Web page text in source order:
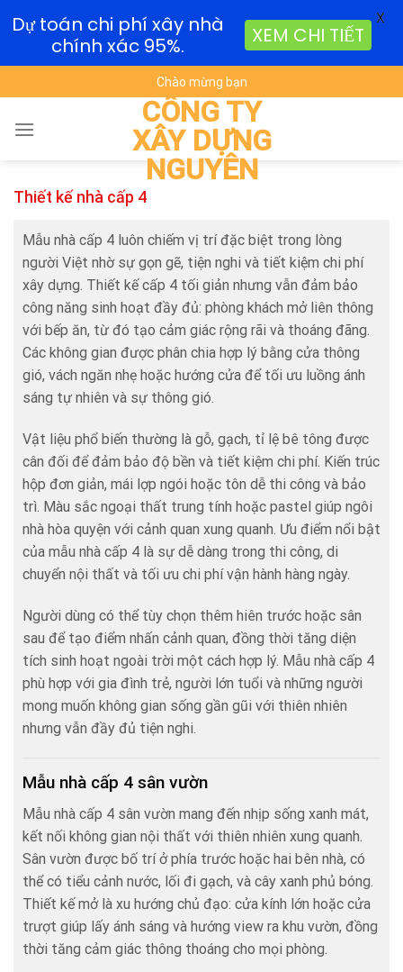
to
content
Chào mừng bạn
CÔNG TY
XÂY DỰNG
NGUYÊN
Thiết kế nhà cấp 4
Mẫu nhà cấp 4 luôn chiếm vị trí đặc biệt trong lòng
người Việt nhờ sự gọn gẽ, tiện nghi và tiết kiệm chi phí
xây dựng. Thiết kế cấp 4 tối giản nhưng vẫn đảm bảo
công năng sinh hoạt đầy đủ: phòng khách mở liên thông
với bếp ăn, từ đó tạo cảm giác rộng rãi và thoáng đãng.
Các không gian được phân chia hợp lý bằng cửa thông
gió, vách ngăn nhẹ hoặc hướng cửa để tối ưu luồng ánh
sáng tự nhiên và sự thông gió.
Vật liệu phổ biến thường là gỗ, gạch, tỉ lệ bê tông được
cân đối để đảm bảo độ bền và tiết kiệm chi phí. Kiến trúc
hộp đơn giản, mái lợp ngói hoặc tôn dễ thi công và bảo
trì. Màu sắc ngoại thất trung tính hoặc pastel giúp ngôi
nhà hòa quyện với cảnh quan xung quanh. Ưu điểm nổi bật
của mẫu nhà cấp 4 là sự dễ dàng trong thi công, di
chuyển nội thất và tối ưu chi phí vận hành hàng ngày.
Người dùng có thể tùy chọn thêm hiên trước hoặc sân
sau để tạo điểm nhấn cảnh quan, đồng thời tăng diện
tích sinh hoạt ngoài trời một cách hợp lý. Mẫu nhà cấp 4
phù hợp với gia đình trẻ, người lớn tuổi và những người
mong muốn không gian sống gần gũi với thiên nhiên
nhưng vẫn đầy đủ tiện nghi.
Mẫu nhà cấp 4 sân vườn
Mẫu nhà cấp 4 sân vườn mang đến nhịp sống xanh mát,
kết nối không gian nội thất với thiên nhiên xung quanh.
Sân vườn được bố trí ở phía trước hoặc hai bên nhà, có
thể có tiểu cảnh nước, lối đi gạch, và cây xanh phủ bóng.
Thiết kế mở là xu hướng chủ đạo: cửa kính lớn hoặc cửa
trượt giúp lấy ánh sáng và hướng view ra khu vườn, đồng
thời tăng cảm giác thông thoáng cho mọi phòng.
Dự toán chi phí xây nhà
chính xác 95%.
XEM CHI TIẾT
X